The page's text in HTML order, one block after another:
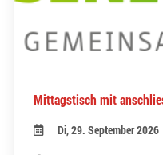
Mittagstisch mit
Di, 29. September 2026